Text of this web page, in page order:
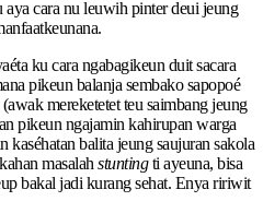
cara nu leuwih pinter deui jeung
ku cara ngabagikeun duit sacara
pikeun balanja sembako sapopoé
(awak mereketetet teu saimbang jeung
pikeun ngajamin kahirupan warga
kaséhatan balita jeung saujuran sakola
masalah stuntingti ayeuna, bisa
bakal jadi kurang sehat. Enya ririwit